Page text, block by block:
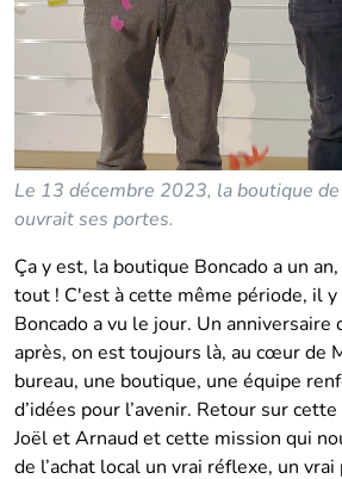
Le 13 décembre 2023, la boutique
ouvrait ses portes.
Ça y est, la boutique Boncado a un
tout ! C'est à cette même période, il y
Boncado a vu le jour. Un anniversaire
après, on est toujours là, au cœur de
bureau, une boutique, une équipe
d’idées pour l’avenir. Retour sur
Joël et Arnaud et cette mission qui
de l’achat local un vrai réflexe, un vrai